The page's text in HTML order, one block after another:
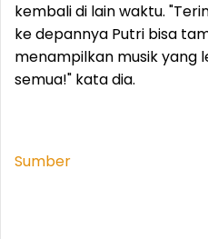
kembali di lain waktu.
ke depannya Putri bisa
menampilkan musik yang
semua!" kata dia.
Sumber